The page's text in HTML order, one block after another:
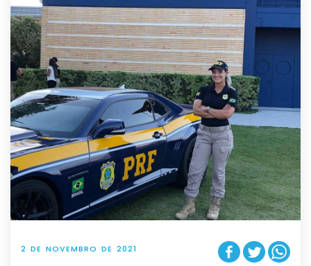
2 DE NOVEMBRO DE 2021